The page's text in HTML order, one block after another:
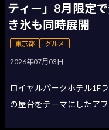
ティー」8月限定
き氷も同時展開
東京都 グルメ
2026年07月03日
ロイヤルパークホテル1F
の屋台をテーマにしたア